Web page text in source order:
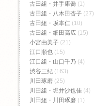
古田組・井手康喬 (1)
古田組・八木田杏子 (27)
古田組・坂本仁 (10)
古田組・細田高広 (15)
小宮由美子 (21)
江口順也 (15)
江口組・山口千乃 (4)
渋谷三紀 (163)
川田琢磨 (25)
川田組・堀井沙也佳 (4)
川田組・川田琢磨 (1)